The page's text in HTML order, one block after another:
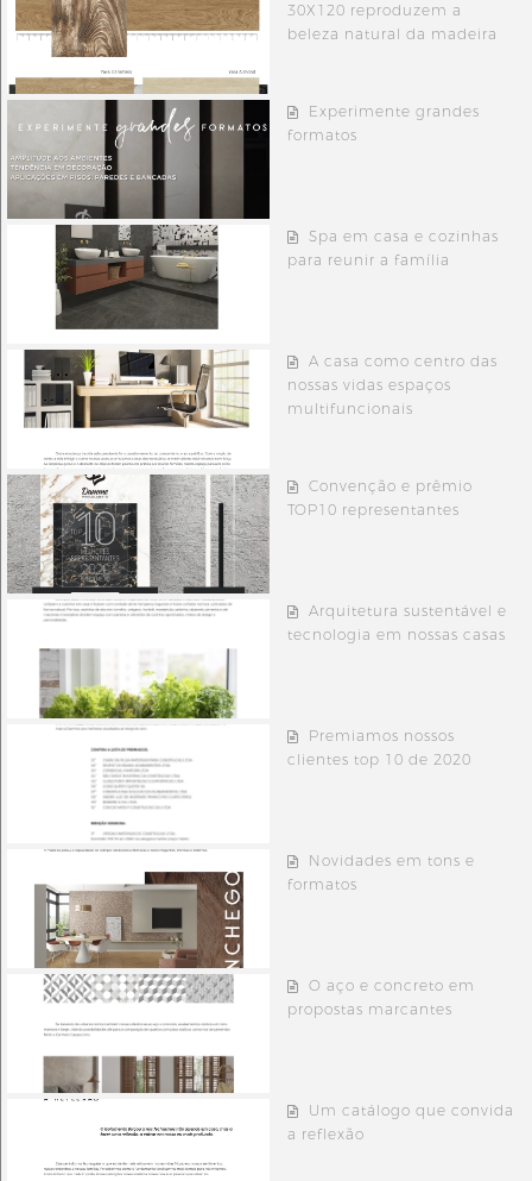
30X120 reproduzem a
beleza natural da madeira
Experimente grandes
formatos
Spa em casa e cozinhas
para reunir a família
A casa como centro das
nossas vidas espaços
multifuncionais
Convenção e prêmio
TOP10 representantes
Arquitetura sustentável e
tecnologia em nossas casas
Premiamos nossos
clientes top 10 de 2020
Novidades em tons e
formatos
O aço e concreto em
propostas marcantes
Um catálogo que convida
a reflexão